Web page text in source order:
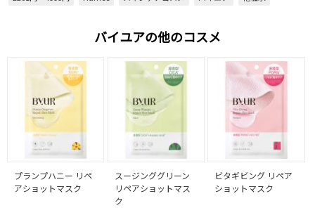
バイユアの他のコスメ
プランプハニー リペ
アショットマスク
スージンググリーン
リペアショットマス
ク
ビタギビング リペア
ショットマスク